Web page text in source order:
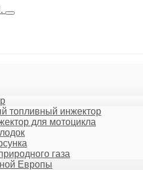
топливный инжектор
для мотоцикла
газа
Европы